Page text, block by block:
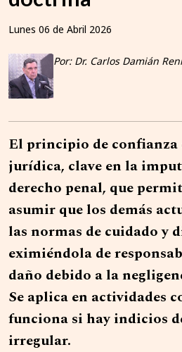
Lunes 06 de Abril 2026
Por: Dr. Carlos Damián
El principio de confianza
jurídica, clave en la
derecho penal, que
asumir que los demás
las normas de cuidado y
eximiéndola de
daño debido a la
Se aplica en actividades
funciona si hay indicios
irregular.